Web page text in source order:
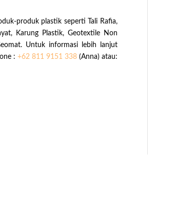
produk plastik seperti Tali Rafia,
Karung Plastik, Geotextile Non
Untuk informasi lebih lanjut
: +62 811 9151 338(Anna) atau: